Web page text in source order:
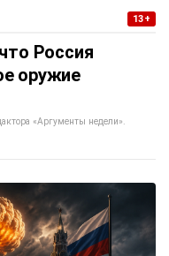
13+
Россия
оружие
«Аргументы недели».